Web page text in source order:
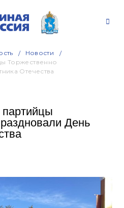
Новости
Торжественно
Отечества
партийцы
День